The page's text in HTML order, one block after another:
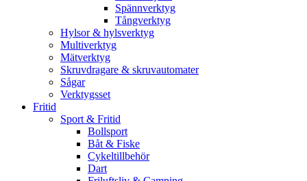
Spännverktyg
Tångverktyg
Hylsor & hylsverktyg
Multiverktyg
Mätverktyg
Skruvdragare & skruvautomater
Sågar
Verktygsset
Fritid
Sport & Fritid
Bollsport
Båt & Fiske
Cykeltillbehör
Dart